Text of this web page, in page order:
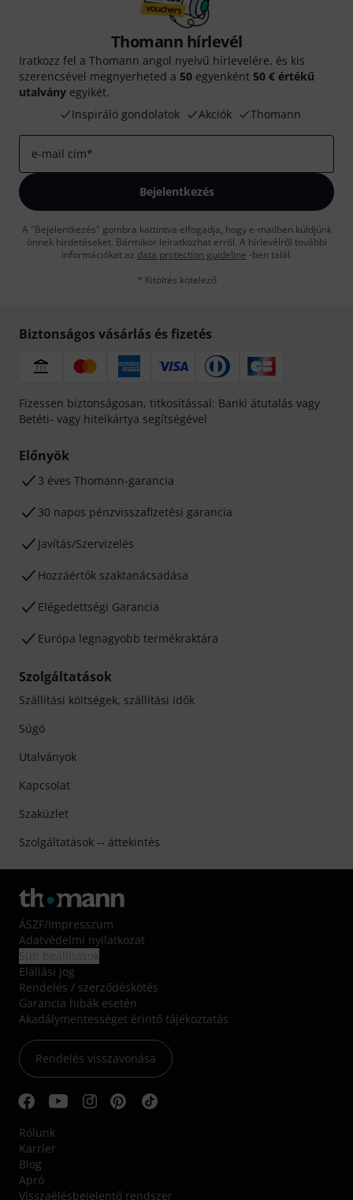
Thomann hírlevél
Iratkozz fel a Thomann angol nyelvű hírlevelére, és kis
szerencsével megnyerheted a 50 egyenként 50 € értékű
utalvány egyikét.
Inspiráló gondolatok
Akciók Thomann
e-mail cím*
Bejelentkezés
A "Bejelentkezés" gombra kattintva elfogadja, hogy e-mailben küldjünk
önnek hirdetéseket. Bármikor leiratkozhat erről. A hírlevélről további
információkat az data protection guideline -ben talál.
* Kitöltés kötelező
Biztonságos vásárlás és fizetés
Fizessen biztonságosan, titkosítással: Banki átutalás vagy
Betéti- vagy hitelkártya segítségével
Előnyök
3 éves Thomann-garancia
30 napos pénzvisszafizetési garancia
Javítás/Szervizelés
Hozzáértők szaktanácsadása
Elégedettségi Garancia
Európa legnagyobb termékraktára
Szolgáltatások
Szállítási költségek, szállítási idők
Súgó
Utalványok
Kapcsolat
Szaküzlet
Szolgáltatások -- áttekintés
ÁSZF/Impresszum
Adatvédelmi nyilatkozat
Elállási jog
Rendelés / szerződéskötés
Garancia hibák esetén
Akadálymentességet érintő tájékoztatás
Rendelés visszavonása
Rólunk
Karrier
Blog
Apró
Visszaélésbejelentő rendszer